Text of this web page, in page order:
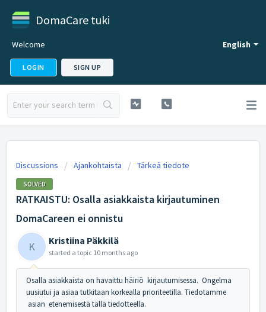
DomaCare tuki
English
Welcome
LOGIN SIGN UP
Discussions Ajankohtaista Tärkeä tiedote
SOLVED
RATKAISTU: Osalla asiakkaista kirjautuminen
DomaCareen ei onnistu
K Kristiina Päkkilä
started a topic 10 months ago
Osalla asiakkaista on havaittu häiriö kirjautumisessa. Ongelma
uusiutui ja asiaa tutkitaan korkealla prioriteetilla. Tiedotamme
asian etenemisestä tällä tiedotteella.